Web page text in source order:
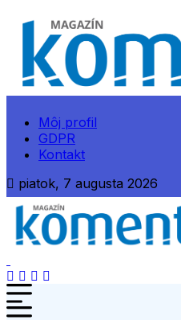
Môj profil
GDPR
Kontakt
piatok, 7 augusta 2026